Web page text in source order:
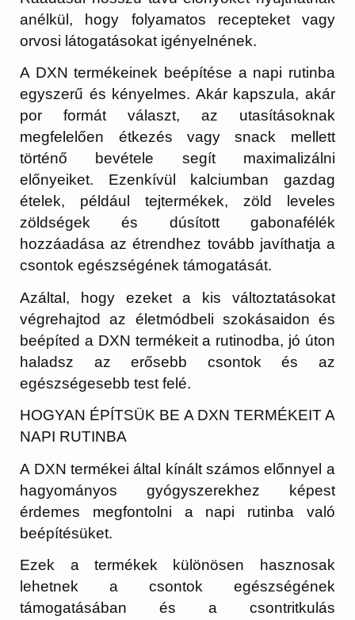
anélkül, hogy folyamatos recepteket vagy
orvosi látogatásokat igényelnének.
A DXN termékeinek beépítése a napi rutinba
egyszerű és kényelmes. Akár kapszula, akár
por formát választ, az utasításoknak
megfelelően étkezés vagy snack mellett
történő bevétele segít maximalizálni
előnyeiket. Ezenkívül kalciumban gazdag
ételek, például tejtermékek, zöld leveles
zöldségek és dúsított gabonafélék
hozzáadása az étrendhez tovább javíthatja a
csontok egészségének támogatását.
Azáltal, hogy ezeket a kis változtatásokat
végrehajtod az életmódbeli szokásaidon és
beépíted a DXN termékeit a rutinodba, jó úton
haladsz az erősebb csontok és az
egészségesebb test felé.
HOGYAN ÉPÍTSÜK BE A DXN TERMÉKEIT A
NAPI RUTINBA
A DXN termékei által kínált számos előnnyel a
hagyományos gyógyszerekhez képest
érdemes megfontolni a napi rutinba való
beépítésüket.
Ezek a termékek különösen hasznosak
lehetnek a csontok egészségének
támogatásában és a csontritkulás